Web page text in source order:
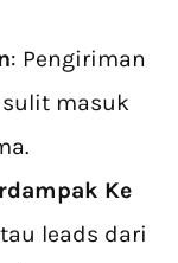
: Pengiriman
masuk
Ke
leads dari